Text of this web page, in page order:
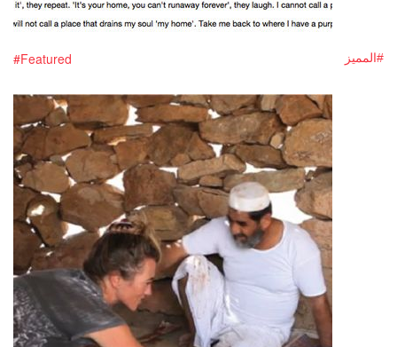
#المميز #Featured